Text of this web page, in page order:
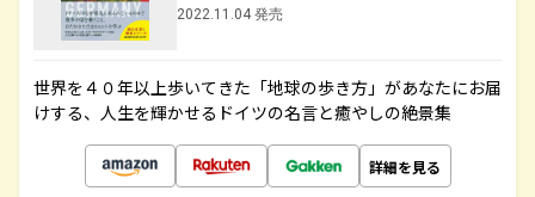
2022.11.04 発売
世界を４０年以上歩いてきた「地球の歩き方」があなたにお届
けする、人生を輝かせるドイツの名言と癒やしの絶景集
詳細を見る